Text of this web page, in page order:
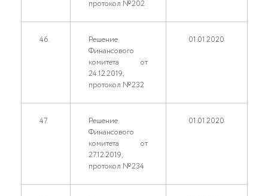
протокол №202
46.
Решение
Финансового
комитета от
24.12.2019,
протокол №232
01.01.2020
47.
Решение
Финансового
комитета от
27.12.2019,
протокол №234
01.01.2020